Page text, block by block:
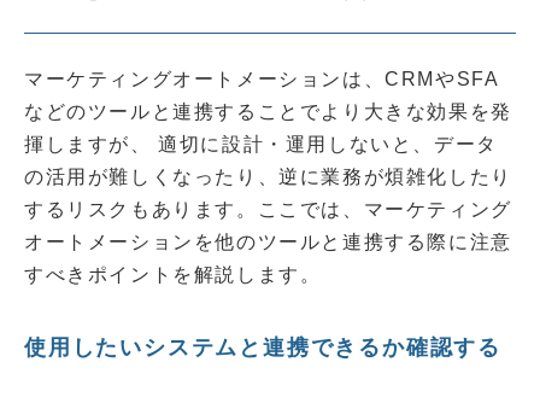
マーケティングオートメーションは、CRMやSFA
などのツールと連携することでより大きな効果を発
揮しますが、 適切に設計・運用しないと、データ
の活用が難しくなったり、逆に業務が煩雑化したり
するリスクもあります。ここでは、マーケティング
オートメーションを他のツールと連携する際に注意
すべきポイントを解説します。
使用したいシステムと連携できるか確認する